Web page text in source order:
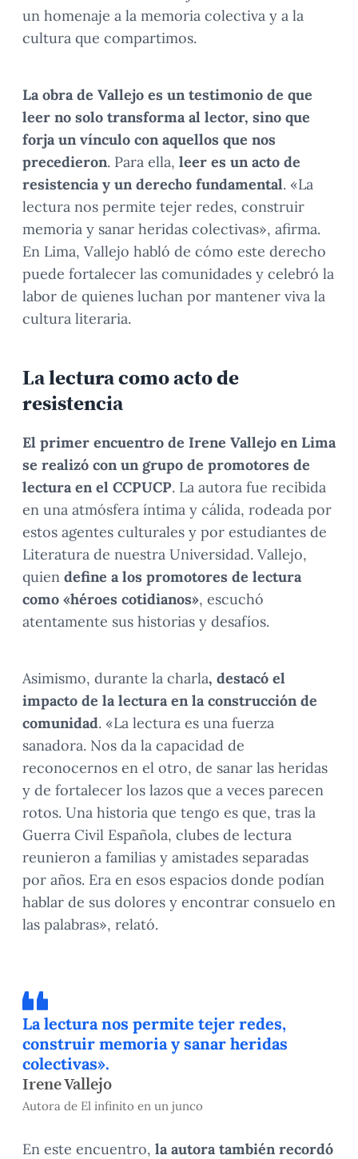
un homenaje a la memoria colectiva y a la
cultura que compartimos.
La obra de Vallejo es un testimonio de que
leer no solo transforma al lector, sino que
forja un vínculo con aquellos que nos
precedieron. Para ella, leer es un acto de
resistencia y un derecho fundamental. «La
lectura nos permite tejer redes, construir
memoria y sanar heridas colectivas», afirma.
En Lima, Vallejo habló de cómo este derecho
puede fortalecer las comunidades y celebró la
labor de quienes luchan por mantener viva la
cultura literaria.
La lectura como acto de
resistencia
El primer encuentro de Irene Vallejo en Lima
se realizó con un grupo de promotores de
lectura en el CCPUCP. La autora fue recibida
en una atmósfera íntima y cálida, rodeada por
estos agentes culturales y por estudiantes de
Literatura de nuestra Universidad. Vallejo,
quien define a los promotores de lectura
como «héroes cotidianos», escuchó
atentamente sus historias y desafíos.
Asimismo, durante la charla, destacó el
impacto de la lectura en la construcción de
comunidad. «La lectura es una fuerza
sanadora. Nos da la capacidad de
reconocernos en el otro, de sanar las heridas
y de fortalecer los lazos que a veces parecen
rotos. Una historia que tengo es que, tras la
Guerra Civil Española, clubes de lectura
reunieron a familias y amistades separadas
por años. Era en esos espacios donde podían
hablar de sus dolores y encontrar consuelo en
las palabras», relató.
La lectura nos permite tejer redes,
construir memoria y sanar heridas
colectivas».
Irene Vallejo
Autora de El infinito en un junco
En este encuentro, la autora también recordó